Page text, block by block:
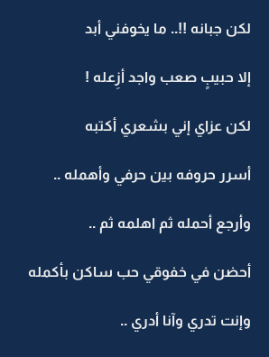
لكن جبانه !!.. ما يخوفني أبد
إلا حبيبٍ صعب واجد أزِعله !
لكن عزاي إني بشعري أكتبه
أسرر حروفه بين حرفي وأهمله ..
وأرجع أحمله ثم اهلمه ثم ..
أحضن في خفوقي حب ساكن بأكمله
وإنت تدري وآنا أدري ..